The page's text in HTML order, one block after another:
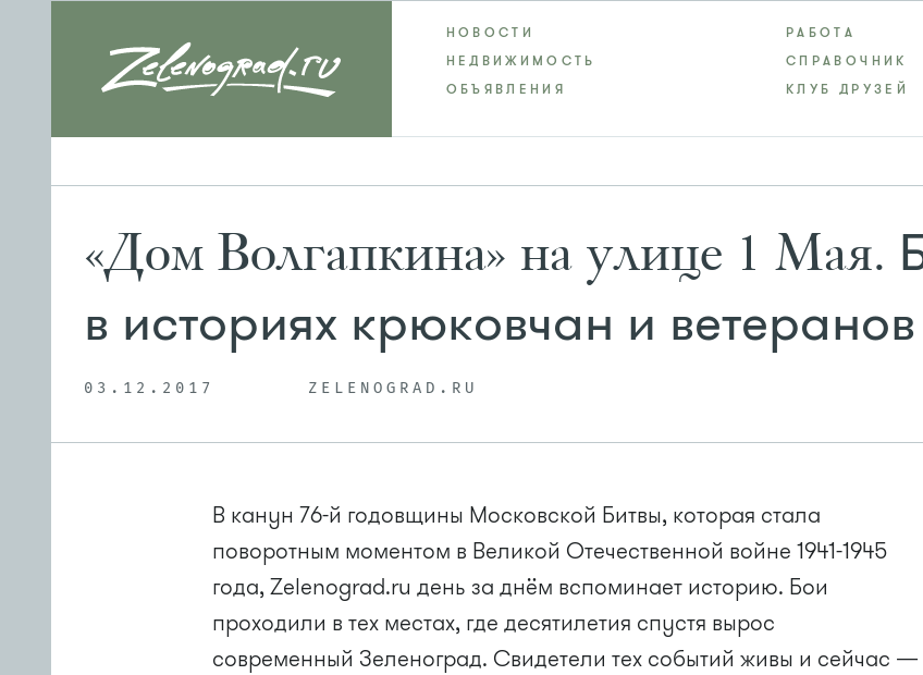
НОВОСТИ
РАБОТА
НЕДВИЖИМОСТЬ
СПРАВОЧНИК
ОБЪЯВЛЕНИЯ
КЛУБ ДРУЗЕЙ
«Дом Волгапкина» на улице 1 Мая.
в историях крюковчан и ветеранов
03.12.2017 ZELENOGRAD.RU
В канун 76-й годовщины Московской Битвы, которая стала
поворотным моментом в Великой Отечественной войне 1941-1945
года, Zelenograd.ru день за днём вспоминает историю. Бои
проходили в тех местах, где десятилетия спустя вырос
современный Зеленоград. Свидетели тех событий живы и сейчас —